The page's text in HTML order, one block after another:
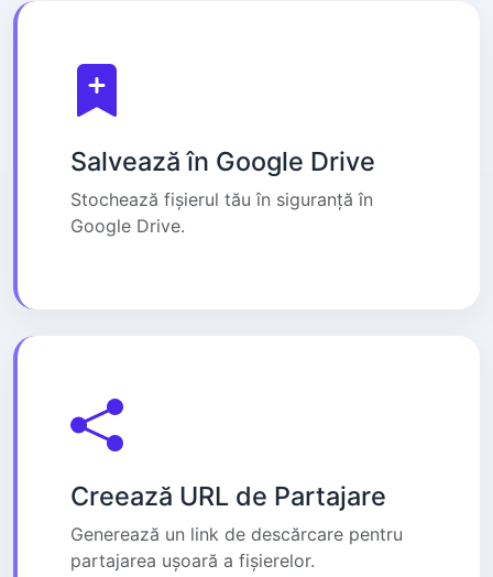
Salvează în Google Drive
Stochează fișierul tău în siguranță în
Google Drive.
Creează URL de Partajare
Generează un link de descărcare pentru
partajarea ușoară a fișierelor.